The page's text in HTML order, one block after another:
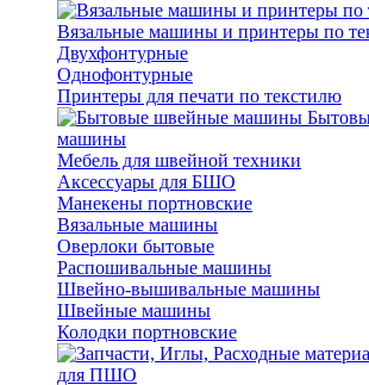
Вязальные машины и принтеры по
Двухфонтурные
Однофонтурные
Принтеры для печати по текстилю
машины
Мебель для швейной техники
Аксессуары для БШО
Манекены портновские
Вязальные машины
Оверлоки бытовые
Распошивальные машины
Швейно-вышивальные машины
Швейные машины
Колодки портновские